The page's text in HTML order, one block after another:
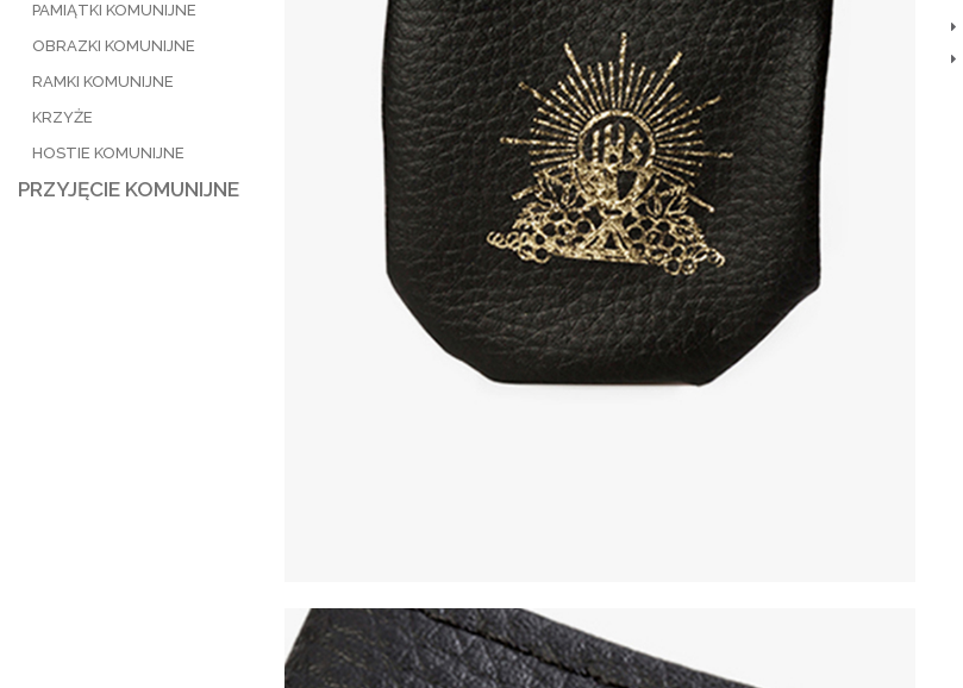
PAMIĄTKI KOMUNIJNE
OBRAZKI KOMUNIJNE
RAMKI KOMUNIJNE
KRZYŻE
HOSTIE KOMUNIJNE
PRZYJĘCIE KOMUNIJNE